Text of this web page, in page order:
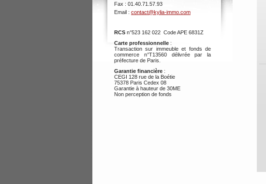
Fax : 01.40.71.57.93
Email : contact@kylia-immo.com
RCS n°523 162 022 Code APE 6831Z
Carte professionnelle :
Transaction sur immeuble et fonds de
commerce n°T13560 délivrée par la
préfecture de Paris.
Garantie financière :
CEGI 128 rue de la Boétie
75378 Paris Cedex 08
Garantie à hauteur de 30ME
Non perception de fonds